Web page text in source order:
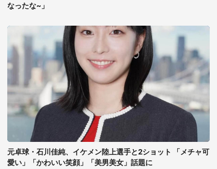
なったな~」
元卓球・石川佳純、イケメン陸上選手と2ショット 「メチャ可
愛い」「かわいい笑顔」「美男美女」話題に